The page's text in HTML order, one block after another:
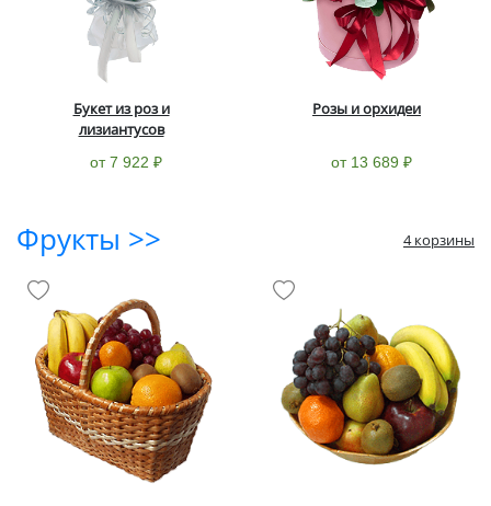
Букет из роз и
лизиантусов
от 7 922 ₽
Розы и орхидеи
от 13 689 ₽
Фрукты >> 4 корзины